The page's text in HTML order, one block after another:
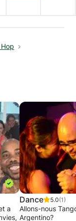
a
Dance 5.0(1)
Allons-nous
Argentino?